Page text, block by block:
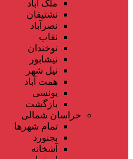
ملک آباد
نشتیفان
نصرآباد
نقاب
نوخندان
نیشابور
نیل شهر
همت آباد
یونسی
بازگشت
خراسان شمالی
تمام شهر‌ها
بجنورد
آشخانه